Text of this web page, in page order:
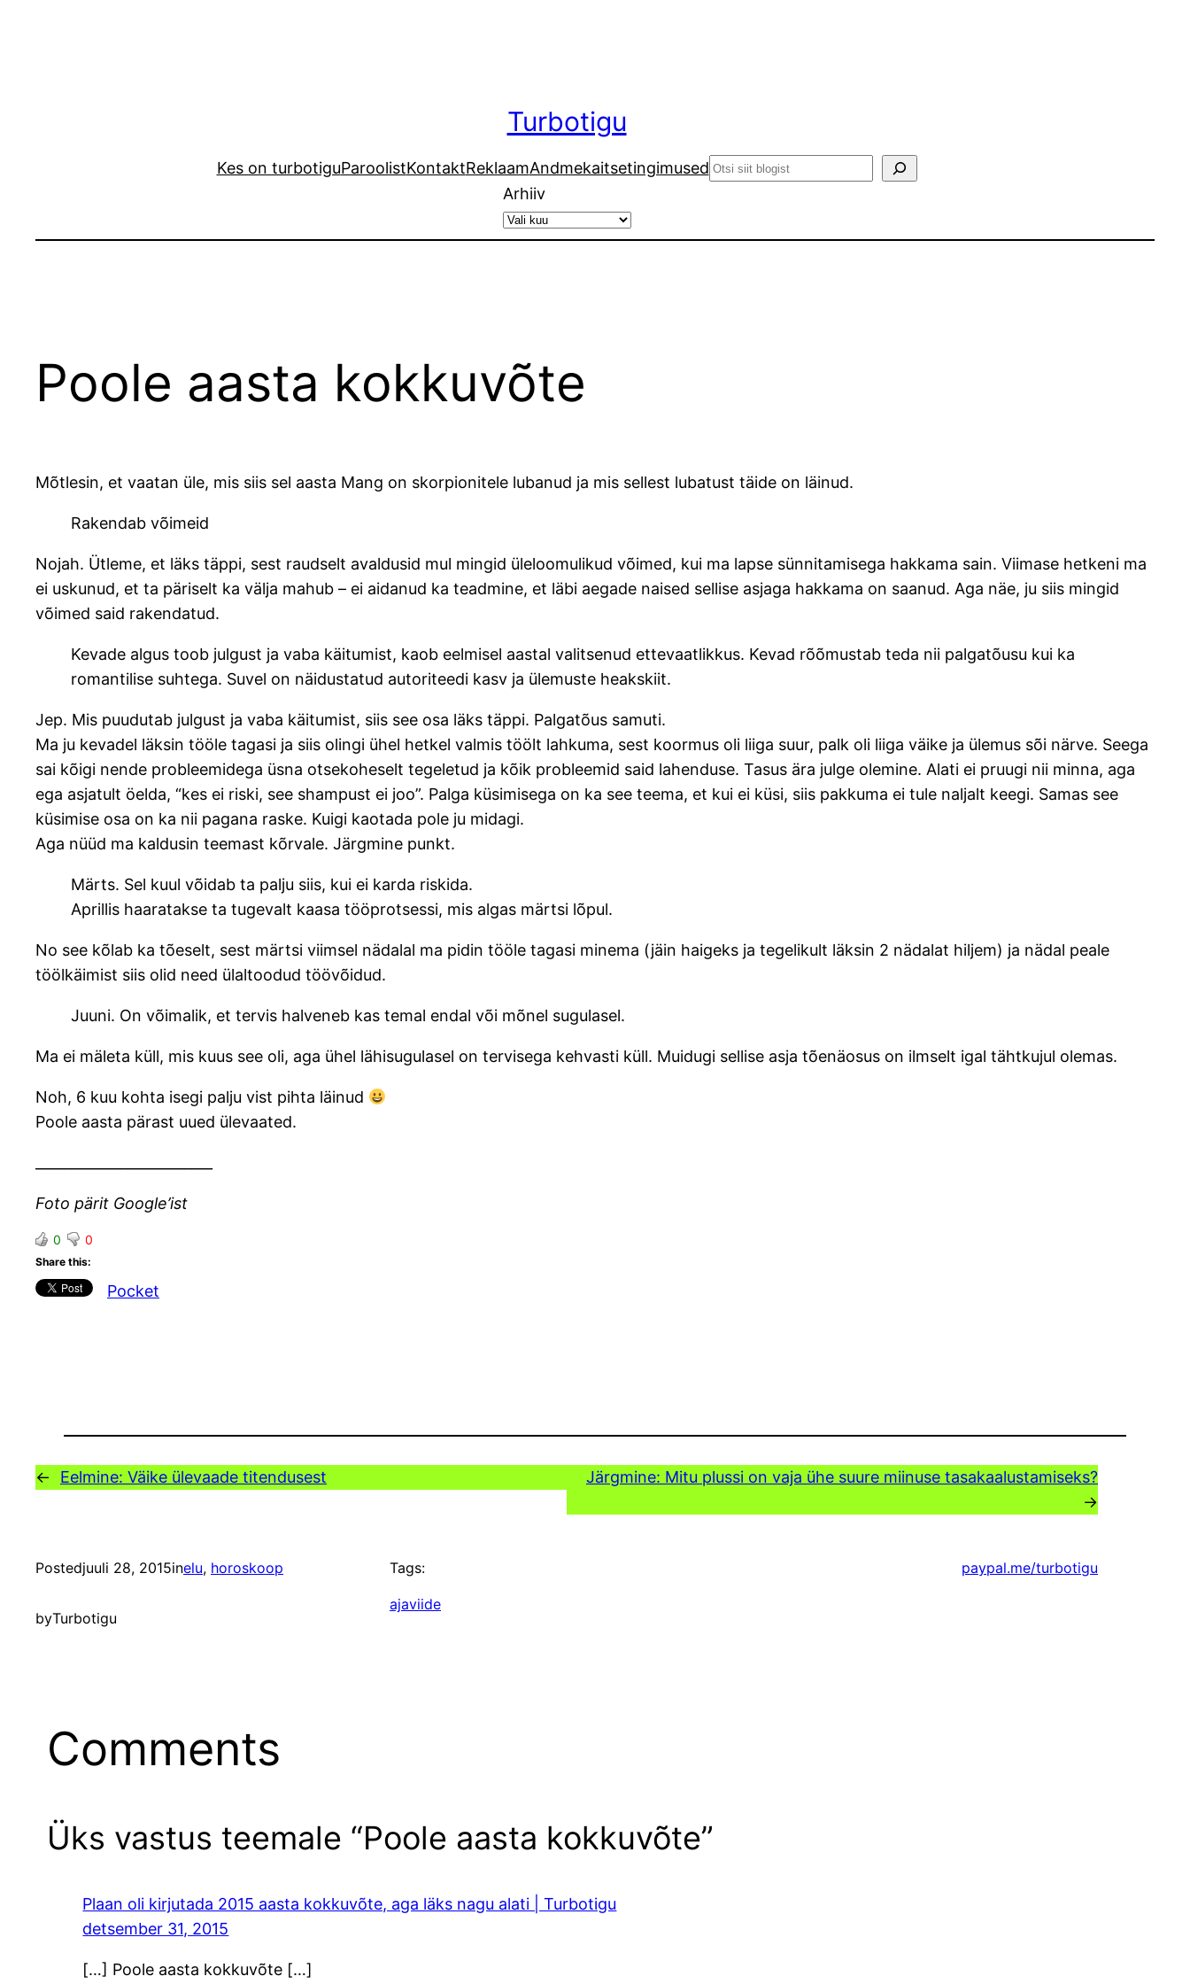
Turbotigu
Kes on turbotiguParoolistKontaktReklaamAndmekaitsetingimusedSearch
Arhiiv
Poole aasta kokkuvõte
Mõtlesin, et vaatan üle, mis siis sel aasta Mang on skorpionitele lubanud ja mis sellest lubatust täide on läinud.
Rakendab võimeid
Nojah. Ütleme, et läks täppi, sest raudselt avaldusid mul mingid üleloomulikud võimed, kui ma lapse sünnitamisega hakkama sain. Viimase hetkeni ma
ei uskunud, et ta päriselt ka välja mahub – ei aidanud ka teadmine, et läbi aegade naised sellise asjaga hakkama on saanud. Aga näe, ju siis mingid
võimed said rakendatud.
Kevade algus toob julgust ja vaba käitumist, kaob eelmisel aastal valitsenud ettevaatlikkus. Kevad rõõmustab teda nii palgatõusu kui ka
romantilise suhtega. Suvel on näidustatud autoriteedi kasv ja ülemuste heakskiit.
Jep. Mis puudutab julgust ja vaba käitumist, siis see osa läks täppi. Palgatõus samuti.
Ma ju kevadel läksin tööle tagasi ja siis olingi ühel hetkel valmis töölt lahkuma, sest koormus oli liiga suur, palk oli liiga väike ja ülemus sõi närve. Seega
sai kõigi nende probleemidega üsna otsekoheselt tegeletud ja kõik probleemid said lahenduse. Tasus ära julge olemine. Alati ei pruugi nii minna, aga
ega asjatult öelda, “kes ei riski, see shampust ei joo”. Palga küsimisega on ka see teema, et kui ei küsi, siis pakkuma ei tule naljalt keegi. Samas see
küsimise osa on ka nii pagana raske. Kuigi kaotada pole ju midagi.
Aga nüüd ma kaldusin teemast kõrvale. Järgmine punkt.
Märts. Sel kuul võidab ta palju siis, kui ei karda riskida.
Aprillis haaratakse ta tugevalt kaasa tööprotsessi, mis algas märtsi lõpul.
No see kõlab ka tõeselt, sest märtsi viimsel nädalal ma pidin tööle tagasi minema (jäin haigeks ja tegelikult läksin 2 nädalat hiljem) ja nädal peale
töölkäimist siis olid need ülaltoodud töövõidud.
Juuni. On võimalik, et tervis halveneb kas temal endal või mõnel sugulasel.
Ma ei mäleta küll, mis kuus see oli, aga ühel lähisugulasel on tervisega kehvasti küll. Muidugi sellise asja tõenäosus on ilmselt igal tähtkujul olemas.
Noh, 6 kuu kohta isegi palju vist pihta läinud
Poole aasta pärast uued ülevaated.
Foto pärit Google’ist
0 0
Share this:
Pocket
← Eelmine: Väike ülevaade titendusest Järgmine: Mitu plussi on vaja ühe suure miinuse tasakaalustamiseks?
→
Postedjuuli 28, 2015inelu, horoskoop
byTurbotigu
Tags:
ajaviide
paypal.me/turbotigu
Comments
Üks vastus teemale “Poole aasta kokkuvõte”
Plaan oli kirjutada 2015 aasta kokkuvõte, aga läks nagu alati | Turbotigu
detsember 31, 2015
[…] Poole aasta kokkuvõte […]